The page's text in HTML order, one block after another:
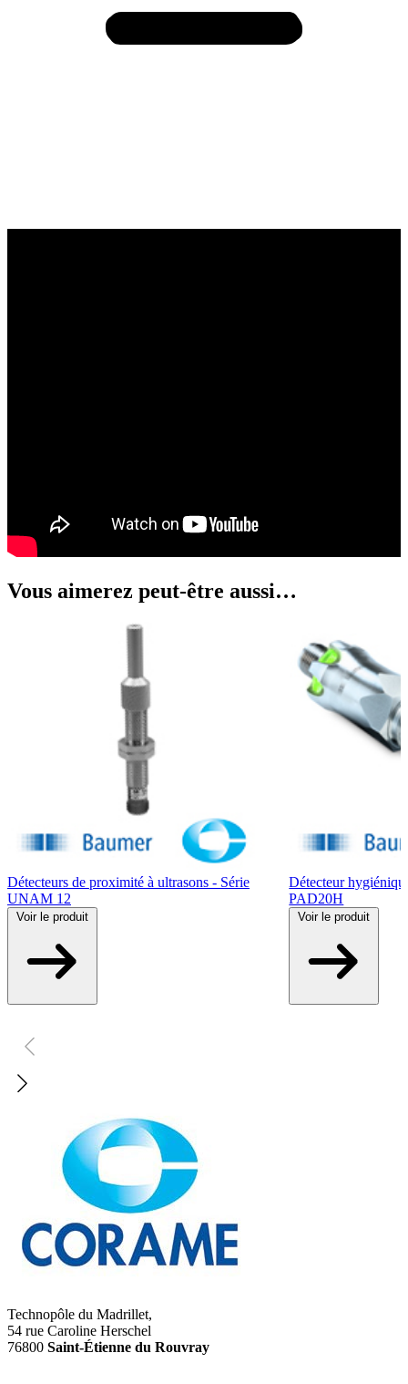
Vous aimerez peut-être aussi…
Détecteurs de proximité à ultrasons - Série
UNAM 12
Voir le produit
Détecteur
PAD20H
Voir le produit
Technopôle du Madrillet,
54 rue Caroline Herschel
76800 Saint-Étienne du Rouvray